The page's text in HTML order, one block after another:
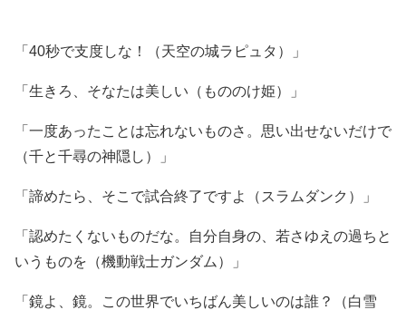
「40秒で支度しな！（天空の城ラピュタ）」
「生きろ、そなたは美しい（もののけ姫）」
「一度あったことは忘れないものさ。思い出せないだけで
（千と千尋の神隠し）」
「諦めたら、そこで試合終了ですよ（スラムダンク）」
「認めたくないものだな。自分自身の、若さゆえの過ちと
いうものを（機動戦士ガンダム）」
「鏡よ、鏡。この世界でいちばん美しいのは誰？（白雪